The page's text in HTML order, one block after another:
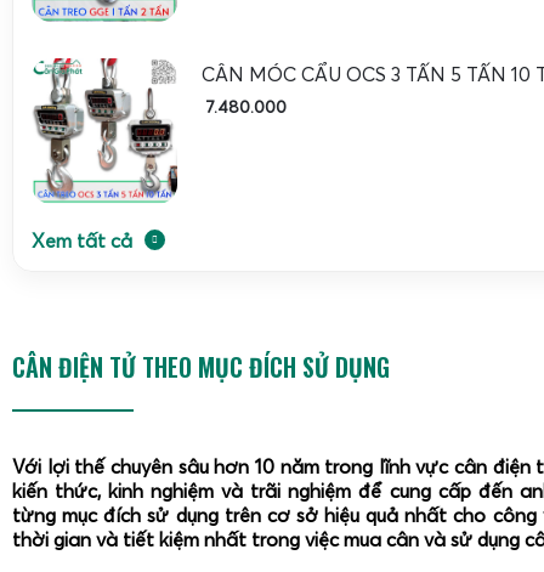
chiếm nhiều diện tích quầy kệ. Móc treo chịu lực tốt, dễ vệ
trong túi hoặc rổ. Nhờ đó, việc định lượng khẩu phần ăn,
hoặc đóng gói hàng hóa trở nên khoa học và đồng nhất
Cân vali du lịch và cân hành lý sân bay tiện lợi
CÂN MÓC CẨU OCS 3 TẤN 5 TẤN 10
7.480.000
Xem tất cả
CÂN ĐIỆN TỬ THEO MỤC ĐÍCH SỬ DỤNG
Với lợi thế chuyên sâu hơn 10 năm trong lĩnh vực cân điện
kiến thức, kinh nghiệm và trãi nghiệm để cung cấp đến
từng mục đích sử dụng trên cơ sở hiệu quả nhất cho
thời gian và tiết kiệm nhất trong việc mua cân và sử dụng